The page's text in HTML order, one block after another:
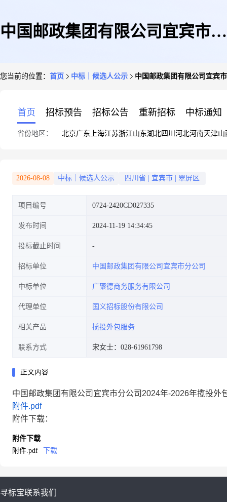
中国邮政集团有限公司宜宾市分
您当前的位置： 首页 中标｜候选人公示 中国邮政集团有限公司宜宾
首页 招标预告 招标公告 重新招标 中标通知
省份地区： 北京广东 上海江苏浙江山东湖北四川 河北河南天津山
2026-08-08 中标｜候选人公示 四川省 宜宾市 翠屏区
项目编号 0724-2420CD027335
发布时间 2024-11-19 14:34:45
投标截止时间
招标单位 中国邮政集团有限公司宜宾市分公司
中标单位 广聚德商务服务有限公司
代理单位 国义招标股份有限公司
相关产品 揽投外包服务
联系方式 宋女士：028-61961798
正文内容
中国邮政集团有限公司宜宾市分公司2024年-2026年揽投外
附件.pdf
附件下载：
附件下载
附件.pdf
下载
寻标宝联系我们